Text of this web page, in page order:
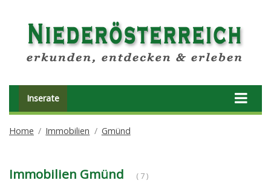
Inserate
Home Immobilien Gmünd
Immobilien Gmünd ( 7 )